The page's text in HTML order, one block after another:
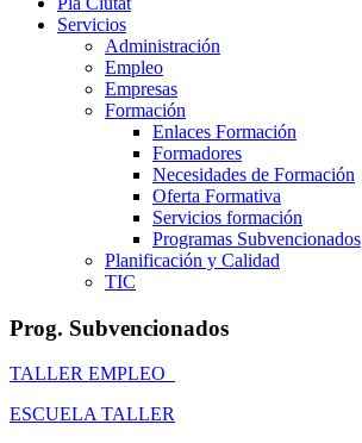
Servicios
Administración
Empleo
Empresas
Formación
Enlaces Formación
Formadores
Necesidades de Formación
Oferta Formativa
Servicios formación
Programas Subvencionados
Planificación y Calidad
TIC
Prog. Subvencionados
TALLER EMPLEO
ESCUELA TALLER